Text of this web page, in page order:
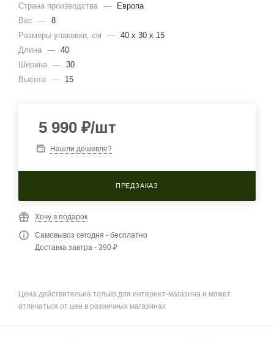
Страна производства —
Европа
Вес
— 8
Размеры упаковки, cм
— 40 x 30 x 15
Длина — 40
Ширина — 30
Высота — 15
5 990 ₽/шт
Нашли дешевле?
ПРЕДЗАКАЗ
Хочу в подарок
Самовывоз сегодня - бесплатно
Доставка завтра - 390 ₽
Цена действительна только для интернет-магазина и может
отличаться от цен в розничных магазинах